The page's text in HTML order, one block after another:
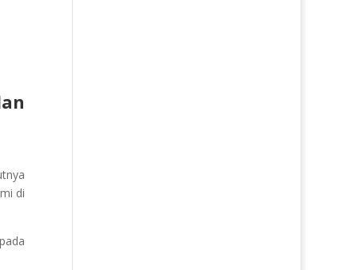
di